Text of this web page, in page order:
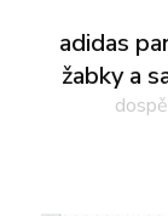
adidas
žabky a